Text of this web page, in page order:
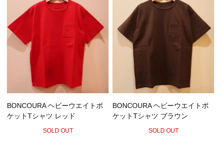
BONCOURA ヘビーウエイトポ
ケットTシャツ レッド
SOLD OUT
BONCOURA ヘビーウエイトポ
ケットTシャツ ブラウン
SOLD OUT